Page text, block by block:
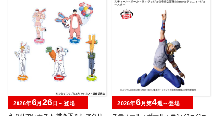
2026年6月 26 日～登場 2026年6月第4週～登場